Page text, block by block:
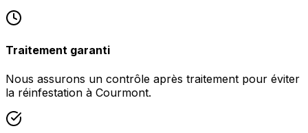
Traitement garanti
Nous assurons un contrôle après traitement pour éviter
la réinfestation à Courmont.